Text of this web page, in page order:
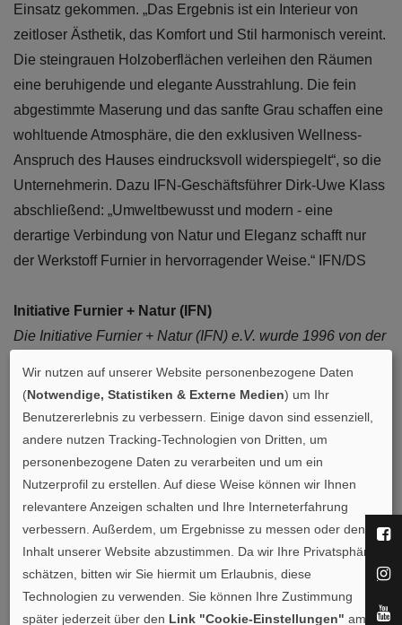
Einsatz gekommen. „Das Ergebnis ist ein Interieur von
zeitloser Ästhetik, das Komfort und Stil harmonisch vereint.
Die steingrauen Holzoberflächen verleihen den Räumen
eine beruhigende und elegante Ausstrahlung. Die fein
abgestimmte Maserung und das sanfte Grau schaffen eine
wohltuende Atmosphäre, die den exklusiven Wellness-
Anspruch des Hauses eindrucksvoll widerspiegelt“, so die
Unternehmerin. Dazu IFN-Geschäftsführer Dirk-Uwe Klass
abschließend: „Umweltbewusst und modern - eine
derartige Verbindung von Natur und Eleganz schafft nur
der Werkstoff Furnier in hervorragender Weise.“ IFN/DS
Initiative Furnier + Natur (IFN)
Die Initiative Furnier + Natur (IFN) e.V. wurde 1996 von der
Furnierindustrie, dem Handel und der
furnierverarbeitenden Industrie sowie Fachverbänden der
Holzwirtschaft getragen. Ziel des Vereins ist die Förderung
des natürlichen Werkstoff-Allrounders Furnier.
Schau mal vorbei
facebook
Wir nutzen auf unserer Website personenbezogene Daten
(Notwendige, Statistiken & Externe Medien) um Ihr
Benutzererlebnis zu verbessern. Einige davon sind essenziell,
andere nutzen Tracking-Technologien von Dritten, um
personenbezogene Daten zu verarbeiten und um ein
Nutzerprofil zu erstellen. Auf diese Weise können wir Ihnen
relevantere Anzeigen schalten und Ihre Interneterfahrung
verbessern. Außerdem, um Ergebnisse zu messen oder den
Inhalt unserer Website abzustimmen. Da wir Ihre Privatsphäre
schätzen, bitten wir Sie hiermit um Erlaubnis, diese
Technologien zu verwenden. Sie können Ihre Zustimmung
später jederzeit über den Link "Cookie-Einstellungen" am